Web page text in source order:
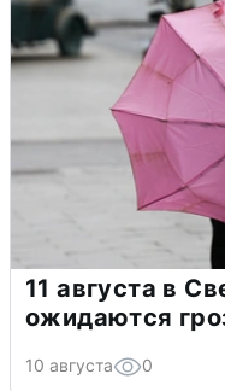
11 августа в
ожидаются
10 августа 0